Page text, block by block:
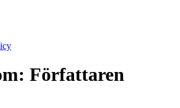
Författaren